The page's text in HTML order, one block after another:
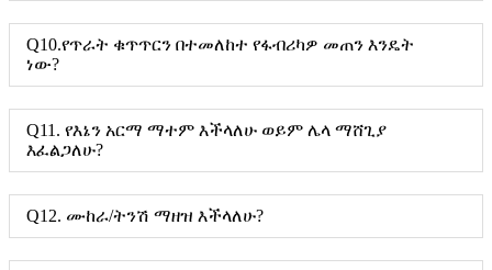
Q10.የጥራት ቁጥጥርን በተመለከተ የፋብሪካዎ መጠን እንዴት
ነው?
Q11. የእኔን አርማ ማተም እችላለሁ ወይም ሌላ ማሸጊያ
እፈልጋለሁ?
Q12. ሙከራ/ትንሽ ማዘዝ እችላለሁ?